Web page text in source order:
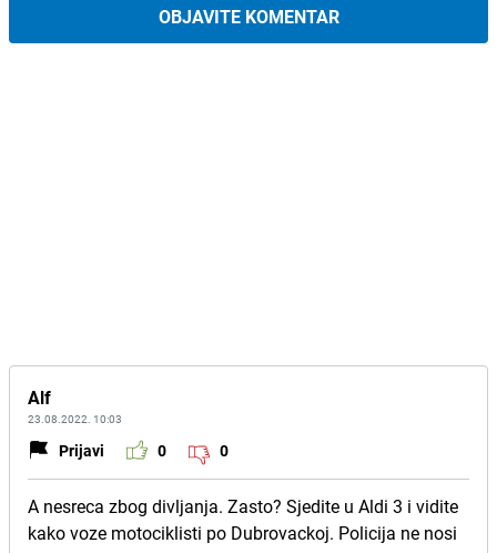
OBJAVITE KOMENTAR
Alf
23.08.2022. 10:03
Prijavi 0 0
A nesreca zbog divljanja. Zasto? Sjedite u Aldi 3 i vidite
kako voze motociklisti po Dubrovackoj. Policija ne nosi